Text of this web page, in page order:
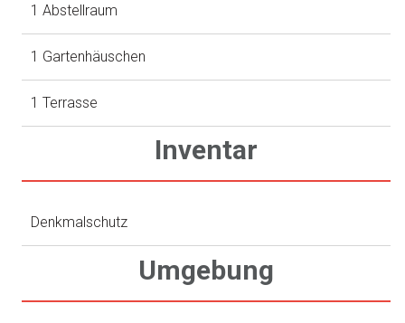
1 Abstellraum
1 Gartenhäuschen
1 Terrasse
Inventar
Denkmalschutz
Umgebung